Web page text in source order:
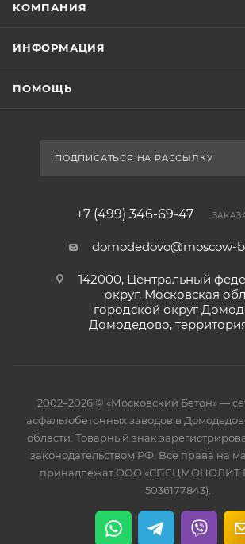
КОМПАНИЯ
ИНФОРМАЦИЯ
ПОМОЩЬ
ПОДПИСАТЬСЯ НА РАССЫЛКУ
+7 (499) 346-69-47
domodedovo@moscow-
142000, Центральный
округ, Московская
городской округ
Домодедово,
2002–2026 © «Московский Бетон» —
асфальтобетонных заводов в
области. Товарный знак
законодательством РФ. Все права на
принадлежат ООО «СПЕЦМОНОЛИТ
5036177843).